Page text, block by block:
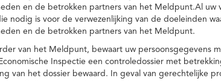
en de betrokken partners van het Meldpunt.Al uw
nodig is voor de verwezenlijking van de doeleinden
en de betrokken partners van het Meldpunt.
van het Meldpunt, bewaart uw persoonsgegevens
Inspectie een controledossier met
van het dossier bewaard. In geval van gerechtelijke